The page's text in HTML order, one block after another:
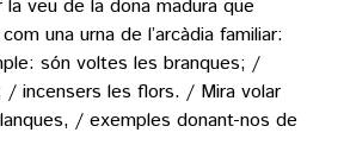
veu de la dona madura que
una urna de l’arcàdia familiar:
són voltes les branques; /
/ incensers les flors. / Mira volar
/ exemples donant-nos de